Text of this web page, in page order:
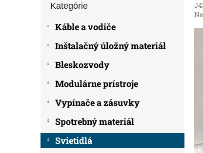
kategórie
Kategórie
Káble a vodiče
Inštalačný úložný materiál
Bleskozvody
Modulárne prístroje
Vypínače a zásuvky
Spotrebný materiál
Svietidlá